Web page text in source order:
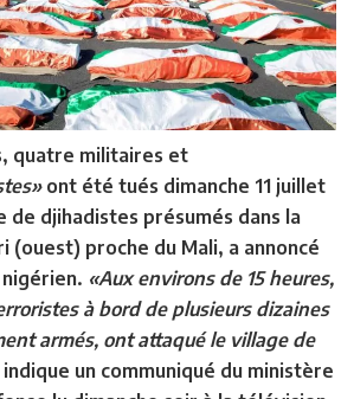
quatre militaires et
ont été tués dimanche 11 juillet
de djihadistes présumés dans la
(ouest) proche du Mali, a annoncé
«Aux environs de 15 heures,
à bord de plusieurs dizaines
armés, ont attaqué le village de
indique un communiqué du ministère